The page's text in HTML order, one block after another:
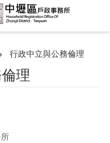
行政中立與公務倫理
理